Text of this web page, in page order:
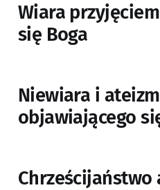
Wiara
się Boga
Niewiara i
objawiającego